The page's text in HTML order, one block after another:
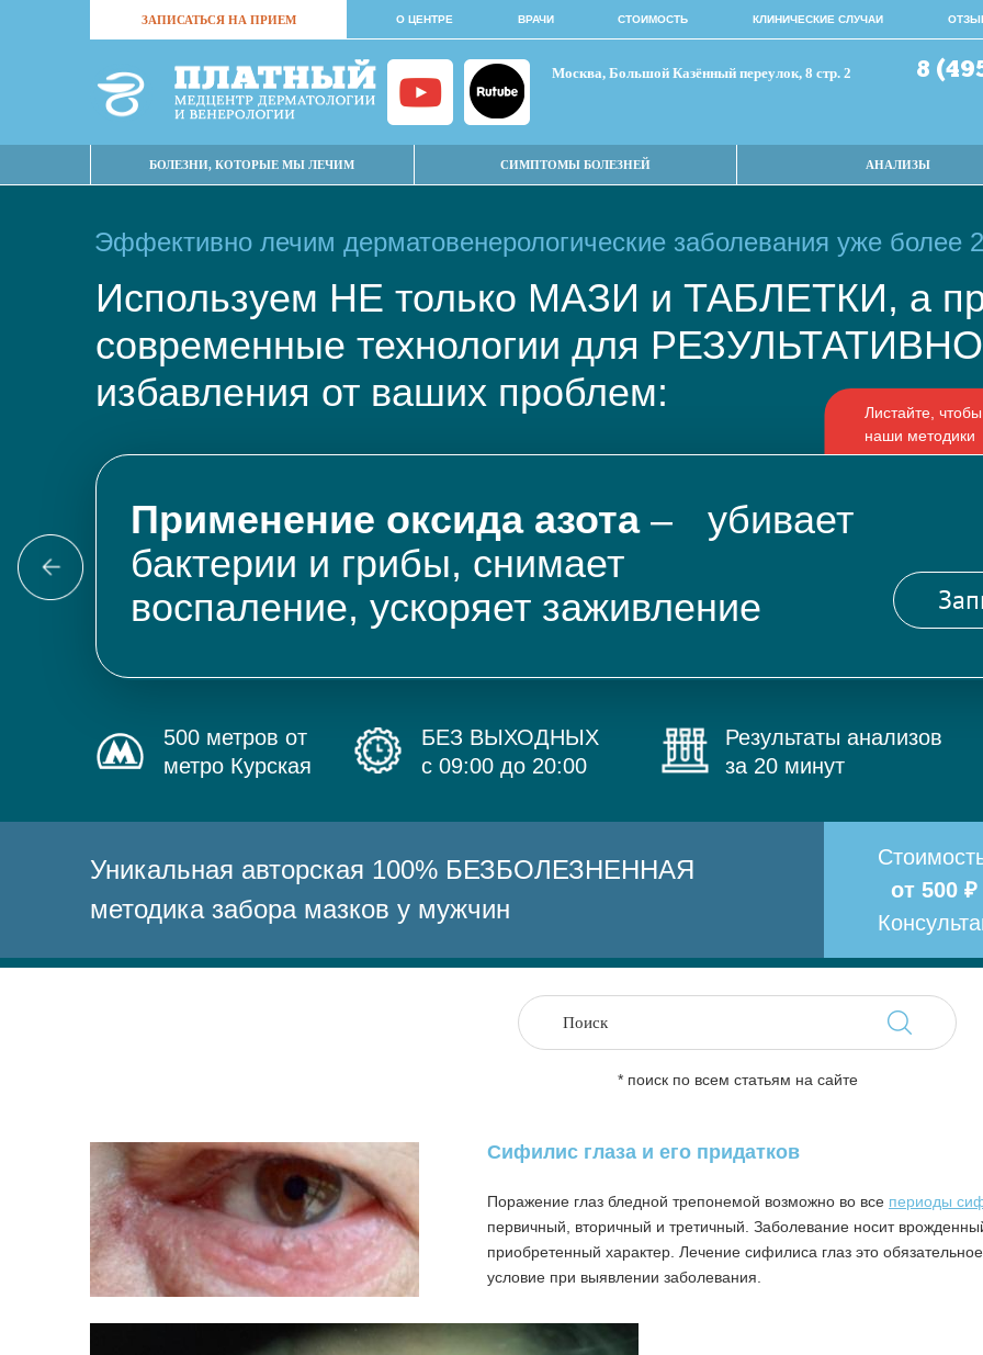
ЗАПИСАТЬСЯ НА ПРИЕМ О ЦЕНТРЕ ВРАЧИ СТОИМОСТЬ КЛИНИЧЕСКИЕ СЛУЧАИ
Москва, Большой Казённый переулок, 8 стр. 2 8
БОЛЕЗНИ, КОТОРЫЕ МЫ ЛЕЧИМ СИМПТОМЫ БОЛЕЗНЕЙ АНАЛИЗЫ
Эффективно лечим дерматовенерологические заболевания уже более
Используем НЕ только МАЗИ и ТАБЛЕТКИ, а
современные технологии для
избавления от ваших проблем:
Применение оксида азота– убивает
бактерии и грибы, снимает
воспаление, ускоряет заживление
500 метров от
метро Курская
БЕЗ ВЫХОДНЫХ
с 09:00 до 20:00
Результаты анализов
за 20 минут
Уникальная авторская 100% БЕЗБОЛЕЗНЕННАЯ
методика забора мазков у мужчин
от 500
* поиск по всем статьям на сайте
Сифилис глаза и его придатков
Поражение глаз бледной трепонемой возможно во все периоды
первичный, вторичный и третичный. Заболевание носит
приобретенный характер. Лечение сифилиса глаз это обязательное
условие при выявлении заболевания.